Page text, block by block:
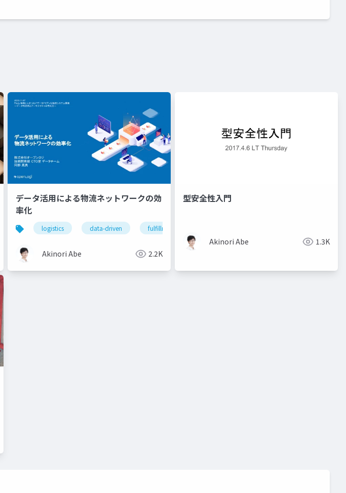
mathematics optimization
データ活用による物流ネットワークの効
率化
logistics data-driven fulfillment
Akinori Abe 2.2K
型安全性入門
Akinori Abe 1.3K